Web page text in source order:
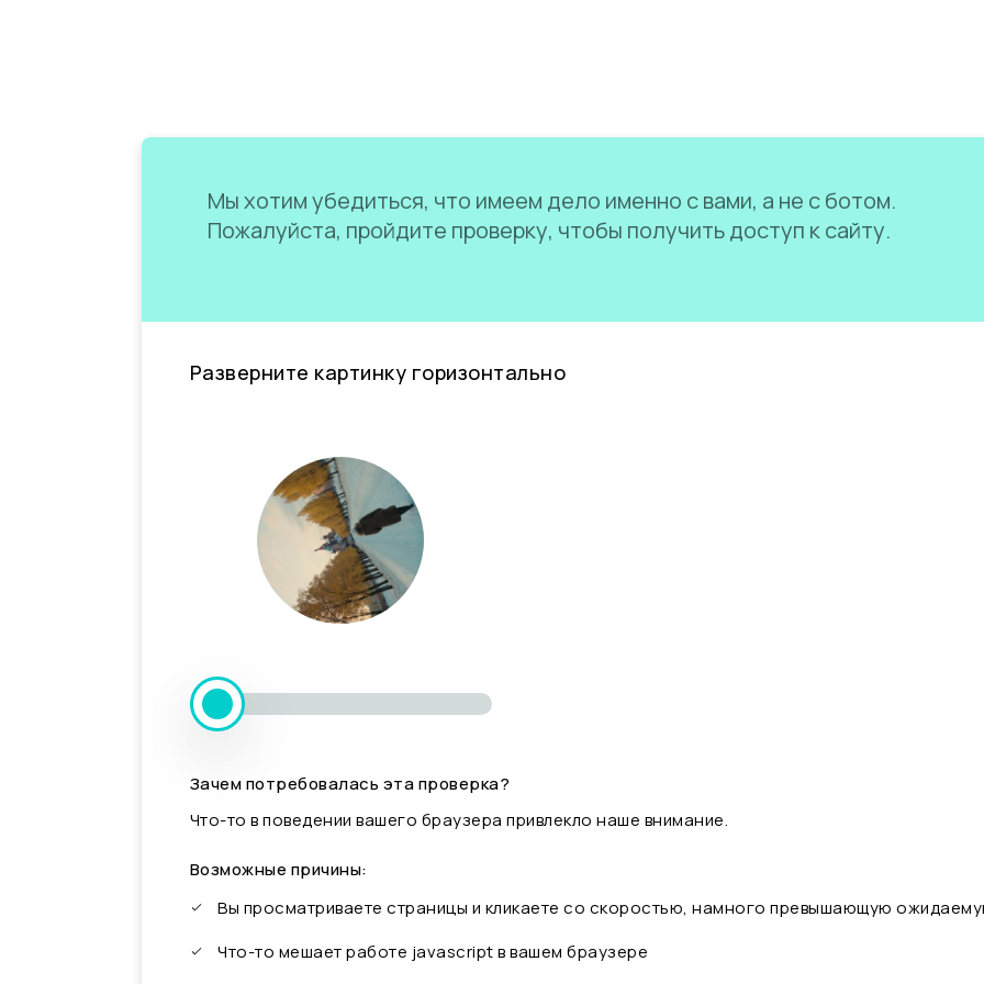
Мы хотим убедиться, что имеем дело именно с вами, а не с ботом.
Пожалуйста, пройдите проверку, чтобы получить доступ к сайту.
Разверните картинку горизонтально
Зачем потребовалась эта проверка?
Что-то в поведении вашего браузера привлекло наше внимание.
Возможные причины:
Вы просматриваете страницы и кликаете со скоростью, намного превышающую
Что-то мешает работе javascript в вашем браузере